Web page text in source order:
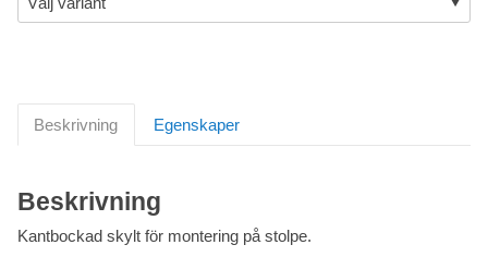
Beskrivning Egenskaper
Beskrivning
Kantbockad skylt för montering på stolpe.